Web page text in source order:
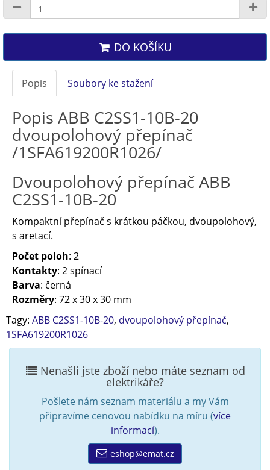
DO KOŠÍKU
Popis Soubory ke stažení
Popis ABB C2SS1-10B-20
dvoupolohový přepínač
/1SFA619200R1026/
Dvoupolohový přepínač ABB
C2SS1-10B-20
Kompaktní přepínač s krátkou páčkou, dvoupolohový,
s aretací.
Počet poloh: 2
Kontakty: 2 spínací
Barva: černá
Rozměry: 72 x 30 x 30 mm
Tagy: ABB C2SS1-10B-20, dvoupolohový přepínač,
1SFA619200R1026
Nenašli jste zboží nebo máte seznam od
elektrikáře?
Pošlete nám seznam materiálu a my Vám
připravíme cenovou nabídku na míru (více
informací).
eshop@emat.cz